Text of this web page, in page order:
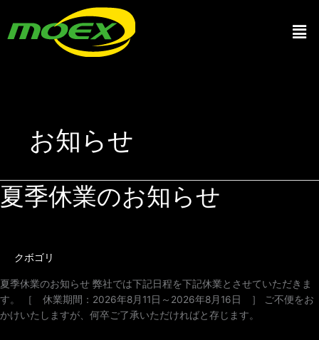
を
メ
ニ
お知らせ
夏季休業のお知らせ
クボゴリ
夏季休業のお知らせ 弊社では下記日程を下記休業とさせていただきま
す。 ［ 休業期間：2026年8月11日～2026年8月16日 ］ ご不便をお
かけいたしますが、何卒ご了承いただければと存じます。
夏
季
知
ら
せ